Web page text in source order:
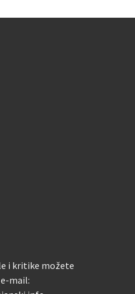
i kritike možete
mail: